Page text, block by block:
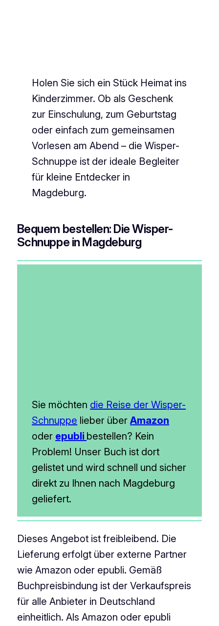
Holen Sie sich ein Stück Heimat ins
Kinderzimmer. Ob als Geschenk
zur Einschulung, zum Geburtstag
oder einfach zum gemeinsamen
Vorlesen am Abend – die Wisper-
Schnuppe ist der ideale Begleiter
für kleine Entdecker in
Magdeburg.
Bequem bestellen: Die Wisper-
Schnuppe in Magdeburg
Sie möchten die Reise der Wisper-
Schnuppe lieber überAmazon
oder epubli bestellen? Kein
Problem! Unser Buch ist dort
gelistet und wird schnell und sicher
direkt zu Ihnen nach Magdeburg
geliefert.
Dieses Angebot ist freibleibend. Die
Lieferung erfolgt über externe Partner
wie Amazon oder epubli. Gemäß
Buchpreisbindung ist der Verkaufspreis
für alle Anbieter in Deutschland
einheitlich. Als Amazon oder epubli